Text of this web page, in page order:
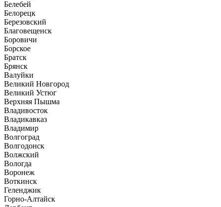
Белебей
Белорецк
Березовский
Благовещенск
Боровичи
Борское
Братск
Брянск
Валуйки
Великий Новгород
Великий Устюг
Верхняя Пышма
Владивосток
Владикавказ
Владимир
Волгоград
Волгодонск
Волжский
Вологда
Воронеж
Воткинск
Геленджик
Горно-Алтайск